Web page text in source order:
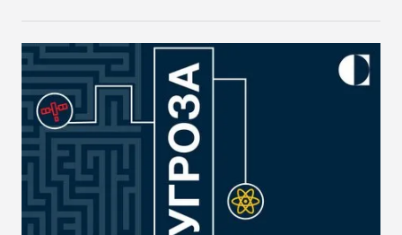
управлению новыми технологиями.